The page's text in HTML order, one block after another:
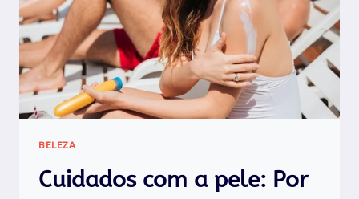
BELEZA
Cuidados com a pele: Por